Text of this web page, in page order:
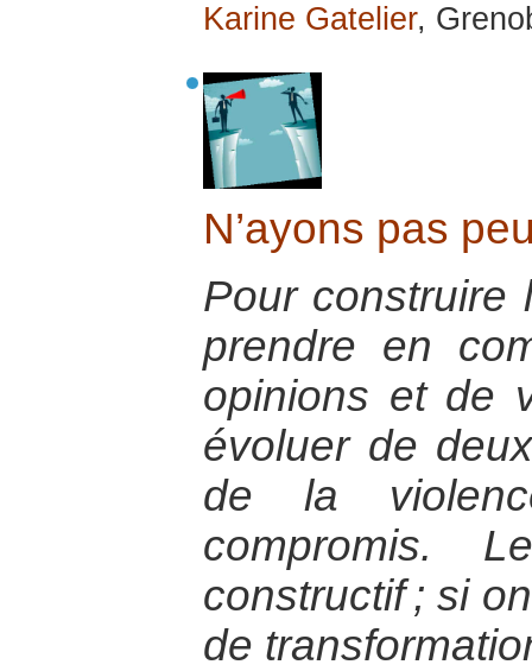
Karine Gatelier,
N’ayons pas
Pour construire
prendre en
opinions et de
évoluer de
de la
compromis.
constructif ; si
de